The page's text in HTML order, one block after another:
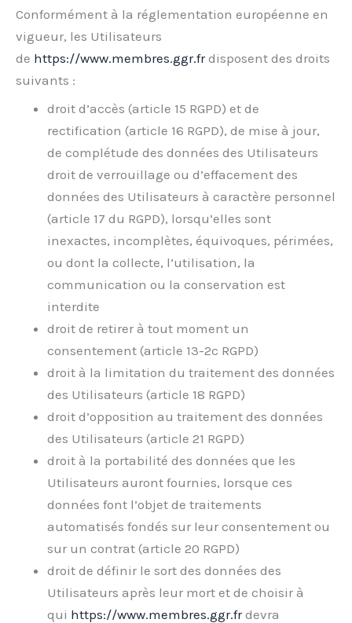
Conformément à la réglementation européenne en
vigueur, les Utilisateurs
de https://www.membres.ggr.frdisposent des droits
suivants :
droit d’accès (article 15 RGPD) et de
rectification (article 16 RGPD), de mise à jour,
de complétude des données des Utilisateurs
droit de verrouillage ou d’effacement des
données des Utilisateurs à caractère personnel
(article 17 du RGPD), lorsqu’elles sont
inexactes, incomplètes, équivoques, périmées,
ou dont la collecte, l’utilisation, la
communication ou la conservation est
interdite
droit de retirer à tout moment un
consentement (article 13-2c RGPD)
droit à la limitation du traitement des données
des Utilisateurs (article 18 RGPD)
droit d’opposition au traitement des données
des Utilisateurs (article 21 RGPD)
droit à la portabilité des données que les
Utilisateurs auront fournies, lorsque ces
données font l’objet de traitements
automatisés fondés sur leur consentement ou
sur un contrat (article 20 RGPD)
droit de définir le sort des données des
Utilisateurs après leur mort et de choisir à
qui https://www.membres.ggr.frdevra